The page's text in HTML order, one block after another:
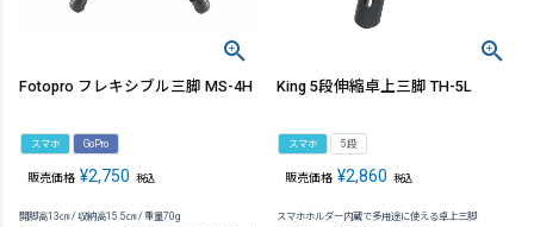
Fotopro フレキシブル三脚 MS-4H
スマホ GoPro
販売価格 ¥2,750 税込
開脚高13㎝ / 収納高15.5㎝ / 重量70g
King 5段伸縮卓上三脚 TH-5L
スマホ 5段
販売価格 ¥2,860 税込
スマホホルダー内蔵で多用途に使える卓上三脚